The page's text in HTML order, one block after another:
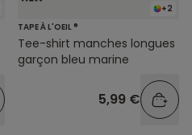
+2
TAPE À L'OEIL ®
Tee-shirt manches longues
garçon bleu marine
5,99 €